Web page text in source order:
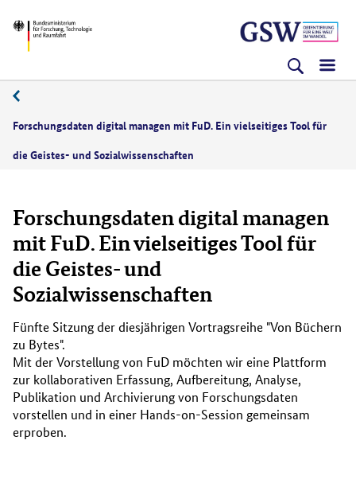
zum
(Eingabetaste)
zum
(Eingabetaste)
zur
(Eingabetaste)
BMFTR
Forschungsdaten digital managen mit FuD. Ein vielseitiges Tool für
die Geistes- und Sozialwissenschaften
Forschungsdaten digital managen
mit FuD. Ein vielseitiges Tool für
die Geistes- und
Sozialwissenschaften
Fünfte Sitzung der diesjährigen Vortragsreihe "Von Büchern
zu Bytes".
Mit der Vorstellung von FuD möchten wir eine Plattform
zur kollaborativen Erfassung, Aufbereitung, Analyse,
Publikation und Archivierung von Forschungsdaten
vorstellen und in einer Hands-on-Session gemeinsam
erproben.